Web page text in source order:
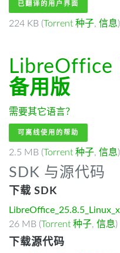
已翻译的用户界面
224 KB (Torrent 种子, 信息)
LibreOffice
备用版
需要其它语言？
可离线使用的帮助
2.5 MB (Torrent 种子, 信息)
SDK 与源代码
下载 SDK
26 MB (Torrent 种子, 信息)
下载源代码